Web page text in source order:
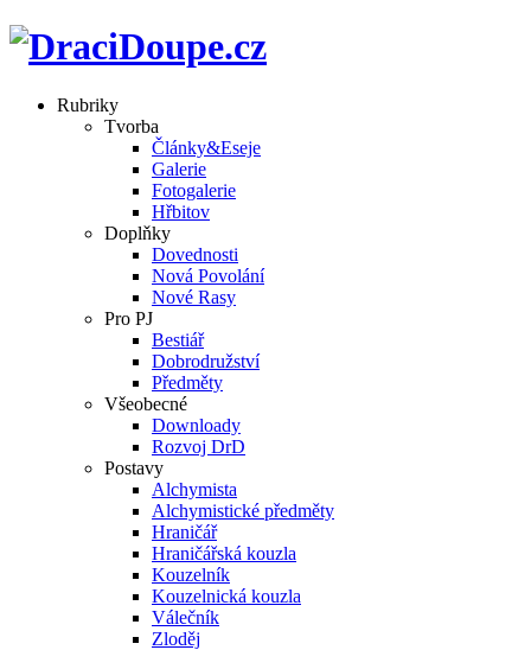
Rubriky
Tvorba
Články&Eseje
Galerie
Fotogalerie
Hřbitov
Doplňky
Dovednosti
Nová Povolání
Nové Rasy
Pro PJ
Bestiář
Dobrodružství
Předměty
Všeobecné
Downloady
Rozvoj DrD
Postavy
Alchymista
Alchymistické předměty
Hraničář
Hraničářská kouzla
Kouzelník
Kouzelnická kouzla
Válečník
Zloděj